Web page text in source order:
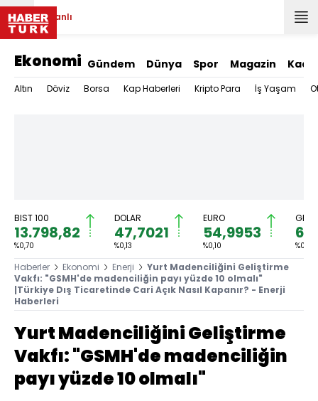
Canlı
Ekonomi Gündem Dünya Spor Magazin
Altın Döviz Borsa Kap Haberleri Kripto Para İş Yaşam
BIST 100
13.798,82
%0,70
DOLAR
47,7021
%0,13
EURO
54,9953
%0,10 %0,25
Haberler Ekonomi Enerji
Yurt Madenciliğini Geliştirme
Vakfı: "GSMH'de madenciliğin payı yüzde 10 olmalı"
|Türkiye Dış Ticaretinde Cari Açık Nasıl Kapanır? - Enerji
Haberleri
Yurt Madenciliğini Geliştirme
Vakfı: "GSMH'de madenciliğin
payı yüzde 10 olmalı"